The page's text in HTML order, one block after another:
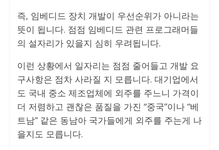
즉, 임베디드 장치 개발이 우선순위가 아니라는
뜻이 됩니다. 점점 임베디드 관련 프로그래머들
의 설자리가 있을지 심히 우려됩니다.
이런 상황에서 일자리는 점점 줄어들고 개발 요
구사항은 점차 사라질 지 모릅니다. 대기업에서
도 국내 중소 제조업체에 외주를 주느니 가격이
더 저렴하고 괜찮은 품질을 가진 “중국”이나 “베
트남” 같은 동남아 국가들에게 외주를 주는게 나
을지도 모릅니다.